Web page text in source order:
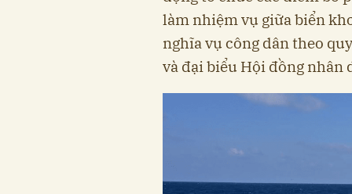
làm nhiệm vụ giữa biển
nghĩa vụ công dân theo
và đại biểu Hội đồng nhân